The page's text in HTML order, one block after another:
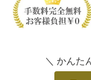
＼ かんた